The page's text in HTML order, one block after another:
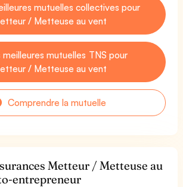
mutuelles collectives pour
/ Metteuse au vent
meilleures mutuelles TNS pour
/ Metteuse au vent
Comprendre la mutuelle
Metteur / Metteuse au
entrepreneur